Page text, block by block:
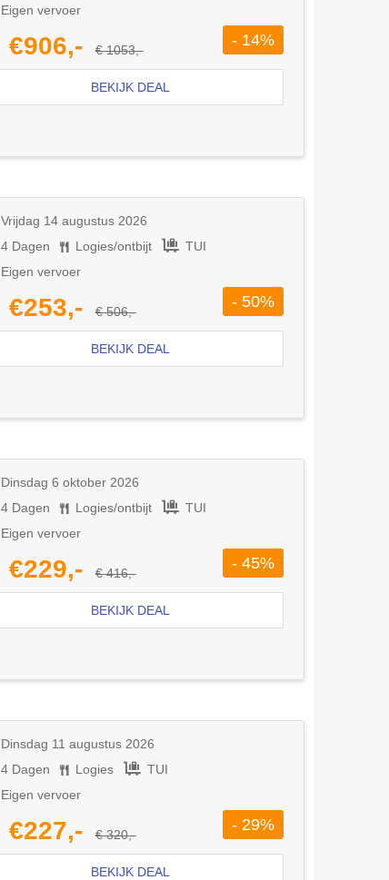
Eigen vervoer
€906,- € 1053,-
- 14%
BEKIJK DEAL
Vrijdag 14 augustus 2026
4 Dagen
Logies/ontbijt
TUI
Eigen vervoer
€253,- € 506,-
- 50%
BEKIJK DEAL
Dinsdag 6 oktober 2026
4 Dagen
Logies/ontbijt
TUI
Eigen vervoer
€229,- € 416,-
- 45%
BEKIJK DEAL
Dinsdag 11 augustus 2026
4 Dagen
Logies
TUI
Eigen vervoer
€227,- € 320,-
- 29%
BEKIJK DEAL